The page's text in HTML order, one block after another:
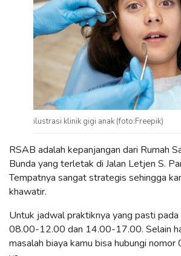
ilustrasi klinik gigi anak (foto:Freepik)
RSAB adalah kepanjangan dari Rumah
Bunda yang terletak di Jalan Letjen S.
Tempatnya sangat strategis sehingga
khawatir.
Untuk jadwal praktiknya yang pasti pada
08.00-12.00 dan 14.00-17.00. Selain
masalah biaya kamu bisa hubungi